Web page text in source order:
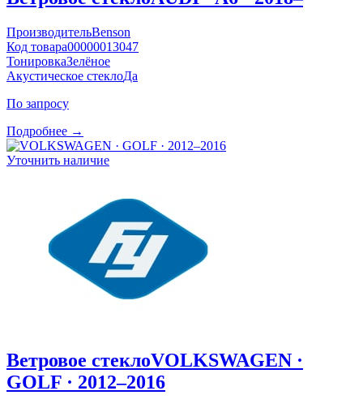
ПроизводительBenson
Код товара00000013047
ТонировкаЗелёное
Акустическое стеклоДа
По запросу
Подробнее →
Уточнить наличие
Ветровое стеклоVOLKSWAGEN ·
GOLF · 2012–2016